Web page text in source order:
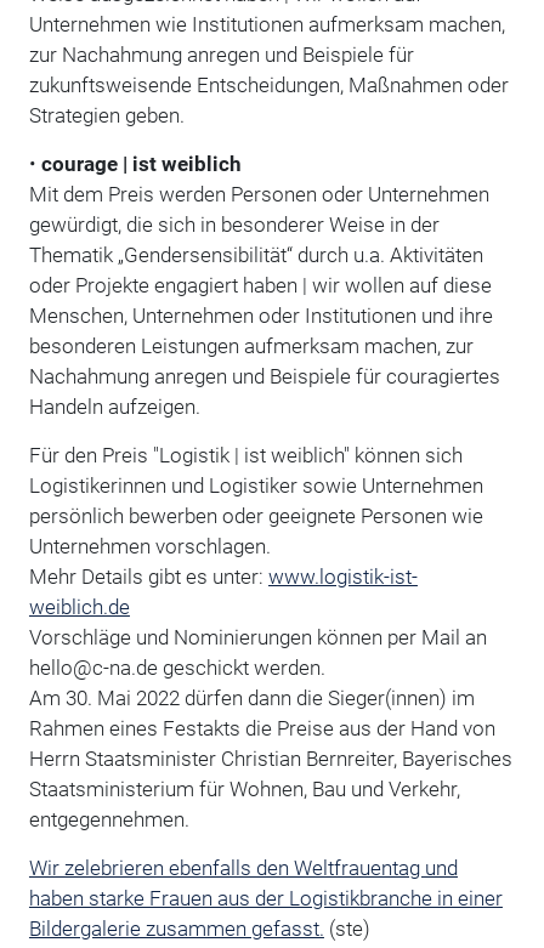
Unternehmen wie Institutionen aufmerksam machen,
zur Nachahmung anregen und Beispiele für
zukunftsweisende Entscheidungen, Maßnahmen oder
Strategien geben.
• courage | ist weiblich
Mit dem Preis werden Personen oder Unternehmen
gewürdigt, die sich in besonderer Weise in der
Thematik „Gendersensibilität“ durch u.a. Aktivitäten
oder Projekte engagiert haben | wir wollen auf diese
Menschen, Unternehmen oder Institutionen und ihre
besonderen Leistungen aufmerksam machen, zur
Nachahmung anregen und Beispiele für couragiertes
Handeln aufzeigen.
Für den Preis "Logistik | ist weiblich" können sich
Logistikerinnen und Logistiker sowie Unternehmen
persönlich bewerben oder geeignete Personen wie
Unternehmen vorschlagen.
Mehr Details gibt es unter: www.logistik-ist-
weiblich.de
Vorschläge und Nominierungen können per Mail an
hello@c-na.de geschickt werden.
Am 30. Mai 2022 dürfen dann die Sieger(innen) im
Rahmen eines Festakts die Preise aus der Hand von
Herrn Staatsminister Christian Bernreiter, Bayerisches
Staatsministerium für Wohnen, Bau und Verkehr,
entgegennehmen.
Wir zelebrieren ebenfalls den Weltfrauentag und
haben starke Frauen aus der Logistikbranche in einer
Bildergalerie zusammen gefasst. (ste)